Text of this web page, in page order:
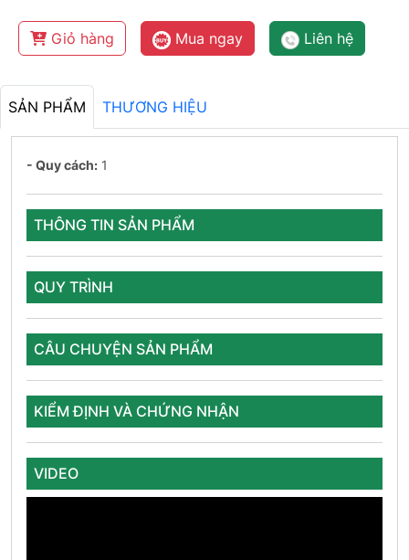
Giỏ hàng Mua ngay Liên hệ
SẢN PHẨM THƯƠNG HIỆU
- Quy cách: 1
THÔNG TIN SẢN PHẨM
QUY TRÌNH
CÂU CHUYỆN SẢN PHẨM
KIỂM ĐỊNH VÀ CHỨNG NHẬN
VIDEO